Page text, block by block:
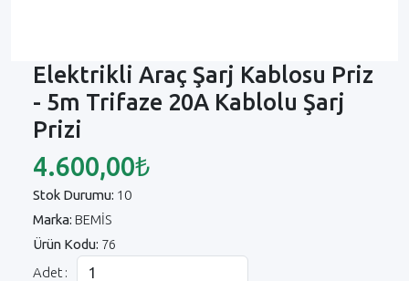
Elektrikli Araç Şarj Kablosu Priz
- 5m Trifaze 20A Kablolu Şarj
Prizi
4.600,00₺
Stok Durumu: 10
Marka: BEMİS
Ürün Kodu: 76
Adet :